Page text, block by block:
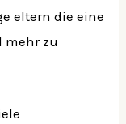
eltern die eine
mehr zu